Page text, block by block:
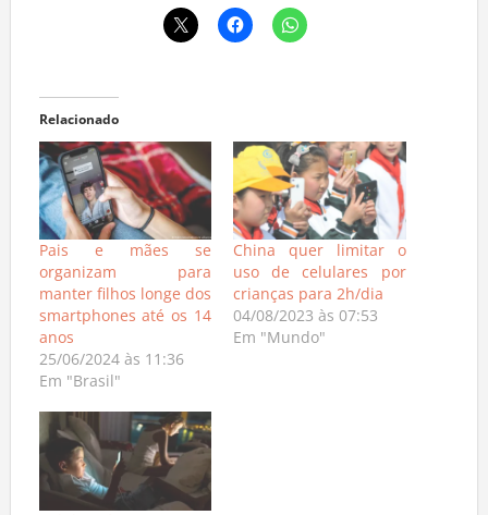
Relacionado
Pais e mães se
organizam para
manter filhos longe dos
smartphones até os 14
anos
25/06/2024 às 11:36
Em "Brasil"
China quer limitar o
uso de celulares por
crianças para 2h/dia
04/08/2023 às 07:53
Em "Mundo"